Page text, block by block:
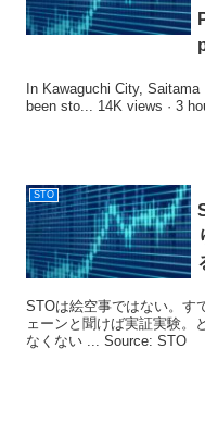
In Kawaguchi City,
been sto... 14K views · 3
STO
STOは絵空事ではない。す
ェーンと聞けば実証実験。
なくない ... Source: STO